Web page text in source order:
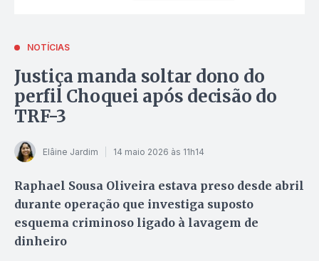
NOTÍCIAS
Justiça manda soltar dono do
perfil Choquei após decisão do
TRF-3
Elâine Jardim 14 maio 2026 às 11h14
Raphael Sousa Oliveira estava preso desde abril
durante operação que investiga suposto
esquema criminoso ligado à lavagem de
dinheiro